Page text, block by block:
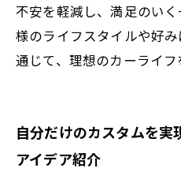
不安を軽減し、満足のい
様のライフスタイルや好
通じて、理想のカーライフ
自分だけのカスタムを実
アイデア紹介